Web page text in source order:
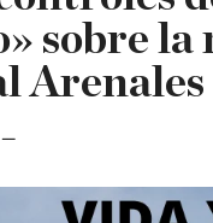
sobre
Arenales